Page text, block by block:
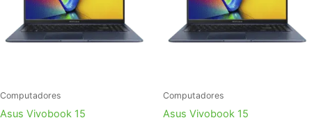
Computadores
Asus Vivobook 15
Computadores
Asus Vivobook 15